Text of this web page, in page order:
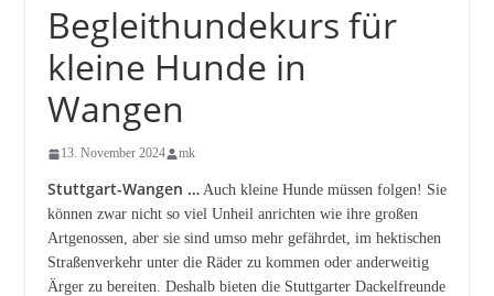
Begleithundekurs für
kleine Hunde in
Wangen
13. November 2024 mk
Stuttgart-Wangen …Auch kleine Hunde müssen folgen! Sie
können zwar nicht so viel Unheil anrichten wie ihre großen
Artgenossen, aber sie sind umso mehr gefährdet, im hektischen
Straßenverkehr unter die Räder zu kommen oder anderweitig
Ärger zu bereiten. Deshalb bieten die Stuttgarter Dackelfreunde